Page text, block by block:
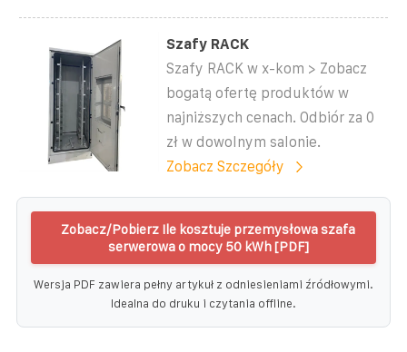
Szafy RACK
Szafy RACK w x-kom > Zobacz
bogatą ofertę produktów w
najniższych cenach. Odbiór za 0
zł w dowolnym salonie.
Zobacz Szczegóły
Zobacz/Pobierz Ile kosztuje przemysłowa szafa
serwerowa o mocy 50 kWh [PDF]
Wersja PDF zawiera pełny artykuł z odniesieniami źródłowymi.
Idealna do druku i czytania offline.